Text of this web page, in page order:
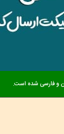
و فارسی شده است.